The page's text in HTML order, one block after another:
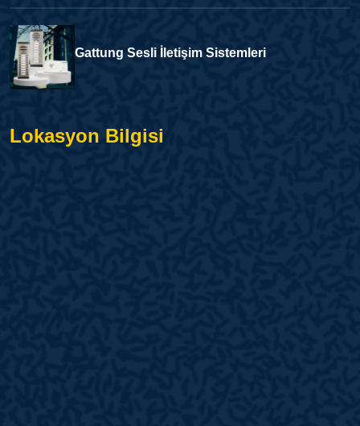
Gattung Sesli İletişim Sistemleri
Lokasyon Bilgisi